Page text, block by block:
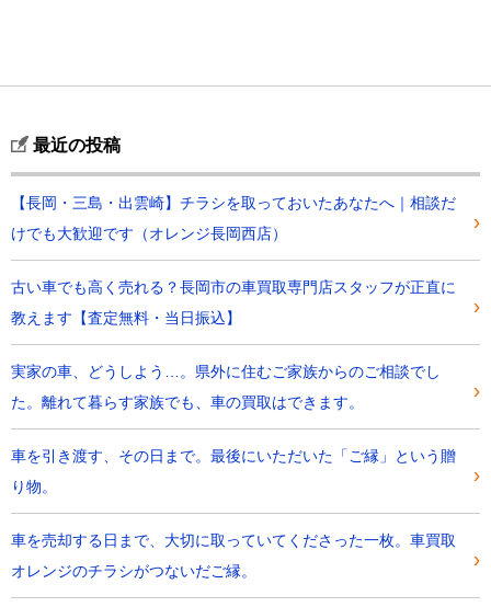
最近の投稿
【長岡・三島・出雲崎】チラシを取っておいたあなたへ｜相談だ
けでも大歓迎です（オレンジ長岡西店）
古い車でも高く売れる？長岡市の車買取専門店スタッフが正直に
教えます【査定無料・当日振込】
実家の車、どうしよう…。県外に住むご家族からのご相談でし
た。離れて暮らす家族でも、車の買取はできます。
車を引き渡す、その日まで。最後にいただいた「ご縁」という贈
り物。
車を売却する日まで、大切に取っていてくださった一枚。車買取
オレンジのチラシがつないだご縁。